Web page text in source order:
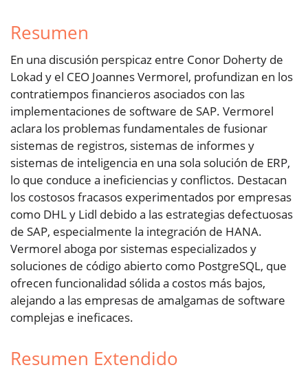
Resumen
En una discusión perspicaz entre Conor Doherty de
Lokad y el CEO Joannes Vermorel, profundizan en los
contratiempos financieros asociados con las
implementaciones de software de SAP. Vermorel
aclara los problemas fundamentales de fusionar
sistemas de registros, sistemas de informes y
sistemas de inteligencia en una sola solución de ERP,
lo que conduce a ineficiencias y conflictos. Destacan
los costosos fracasos experimentados por empresas
como DHL y Lidl debido a las estrategias defectuosas
de SAP, especialmente la integración de HANA.
Vermorel aboga por sistemas especializados y
soluciones de código abierto como PostgreSQL, que
ofrecen funcionalidad sólida a costos más bajos,
alejando a las empresas de amalgamas de software
complejas e ineficaces.
Resumen Extendido